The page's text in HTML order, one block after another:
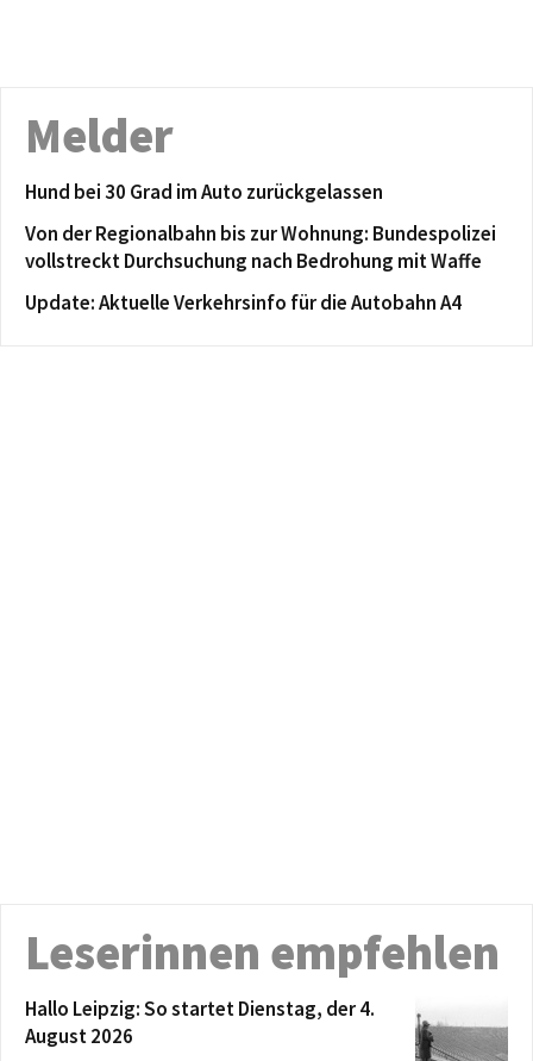
Melder
Hund bei 30 Grad im Auto zurückgelassen
Von der Regionalbahn bis zur Wohnung: Bundespolizei
vollstreckt Durchsuchung nach Bedrohung mit Waffe
Update: Aktuelle Verkehrsinfo für die Autobahn A4
Leserinnen empfehlen
Hallo Leipzig: So startet Dienstag, der 4.
August 2026